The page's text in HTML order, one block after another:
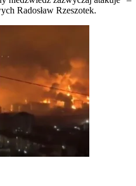
Radosław Rzeszotek.